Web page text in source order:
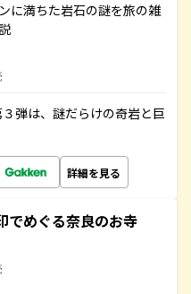
に満ちた岩石の謎を旅の雑
弾は、謎だらけの奇岩と巨
詳細を見る
めぐる奈良のお寺